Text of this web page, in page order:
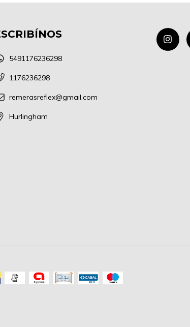
5491176236298
1176236298
remerasreflex@gmail.com
Hurlingham